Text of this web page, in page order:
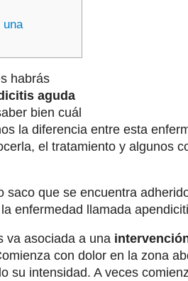
una
habrás
aguda
bien cuál
la diferencia entre esta
el tratamiento y algunos
saco que se encuentra
enfermedad llamada
va asociada a una
con dolor en la zona
su intensidad. A veces